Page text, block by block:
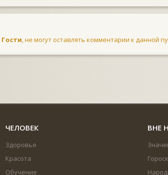
Гости, не могут оставлять комментарии к данной
ЧЕЛОВЕК
Здоровье
Красота
Обучение
ВНЕ